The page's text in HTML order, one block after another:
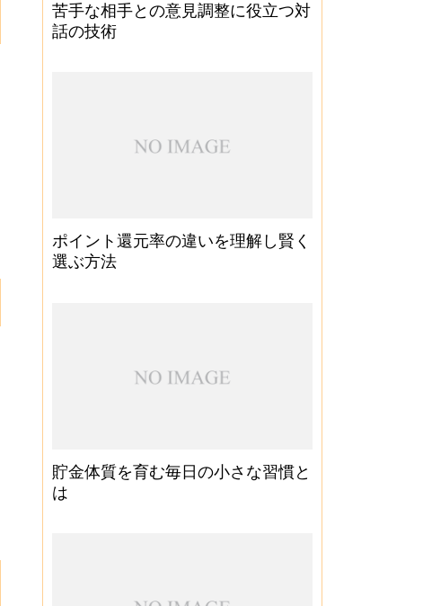
苦手な相手との意見調整に役立つ対
話の技術
ポイント還元率の違いを理解し賢く
選ぶ方法
貯金体質を育む毎日の小さな習慣と
は